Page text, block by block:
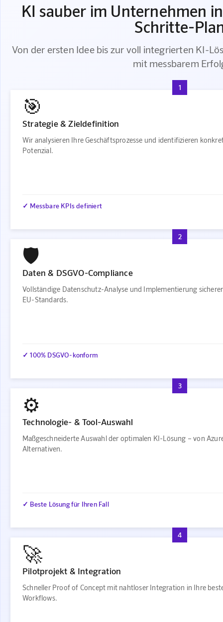
KI sauber im Unternehmen
Schritte-
Von der ersten Idee bis zur voll integrierten KI-
mit messbarem
1
🎯
Strategie & Zieldefinition
Wir analysieren Ihre Geschäftsprozesse und identifizieren
Potenzial.
✓ Messbare KPIs definiert
2
🛡️
Daten & DSGVO-Compliance
Vollständige Datenschutz-Analyse und Implementierung
EU-Standards.
✓ 100% DSGVO-konform
3
⚙️
Technologie- & Tool-Auswahl
Maßgeschneiderte Auswahl der optimalen KI-Lösung – von
Alternativen.
✓ Beste Lösung für Ihren Fall
4
🚀
Pilotprojekt & Integration
Schneller Proof of Concept mit nahtloser Integration in Ihre
Workflows.